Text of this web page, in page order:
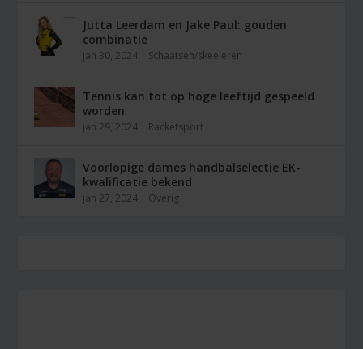
Jutta Leerdam en Jake Paul: gouden
combinatie
jan 30, 2024 | Schaatsen/skeeleren
Tennis kan tot op hoge leeftijd gespeeld
worden
jan 29, 2024 | Racketsport
Voorlopige dames handbalselectie EK-
kwalificatie bekend
jan 27, 2024 | Overig